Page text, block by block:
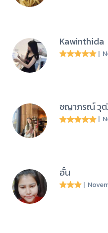
Kawinthida
|
ชญาภรณ์ วุ
|
อั๋น
|